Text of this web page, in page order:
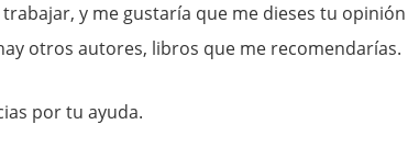
y me gustaría que me dieses tu
otros autores, libros que me recomendarías.
por tu ayuda.